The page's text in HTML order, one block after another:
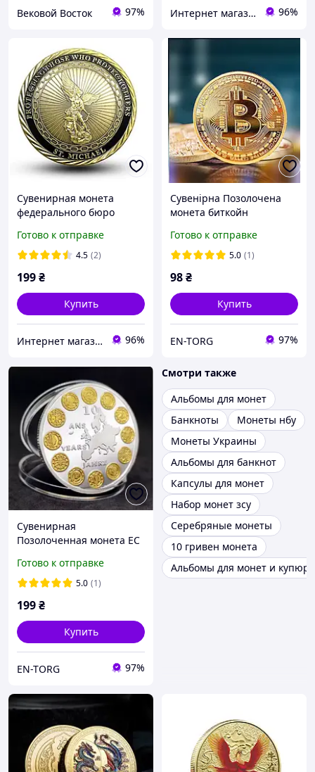
Вековой Восток 97% Интернет магазин GSM-V 96%
Сувенирная монета
федерального бюро
Готово к отправке
4.5 (2)
199₴
Купить
Интернет магазин GSM-V 96%
Сувенірна Позолочена
монета биткойн
Готово к отправке
5.0 (1)
98₴
Купить
EN-TORG 97%
Сувенирная
Позолоченная монета ЕС
Готово к отправке
5.0 (1)
199₴
Купить
EN-TORG 97%
Смотри также
Альбомы для монет
Банкноты
Монеты нбу
Монеты Украины
Альбомы для банкнот
Капсулы для монет
Набор монет зсу
Серебряные монеты
10 гривен монета
Альбомы для монет и купюр